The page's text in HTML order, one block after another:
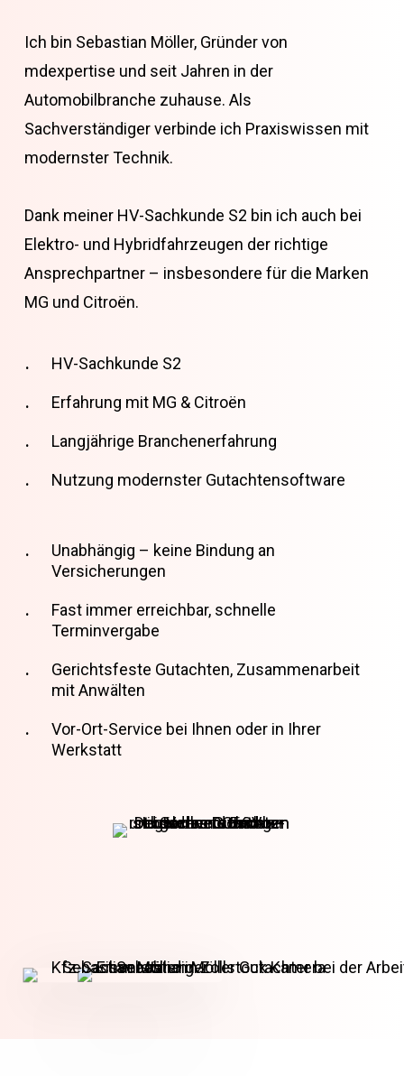
Ich bin Sebastian Möller, Gründer von
mdexpertise und seit Jahren in der
Automobilbranche zuhause. Als
Sachverständiger verbinde ich Praxiswissen mit
modernster Technik.
Dank meiner HV-Sachkunde S2 bin ich auch bei
Elektro- und Hybridfahrzeugen der richtige
Ansprechpartner – insbesondere für die Marken
MG und Citroën.
HV-Sachkunde S2
Erfahrung mit MG & Citroën
Langjährige Branchenerfahrung
Nutzung modernster Gutachtensoftware
Unabhängig – keine Bindung an
Versicherungen
Fast immer erreichbar, schnelle
Terminvergabe
Gerichtsfeste Gutachten, Zusammenarbeit
mit Anwälten
Vor-Ort-Service bei Ihnen oder in Ihrer
Werkstatt